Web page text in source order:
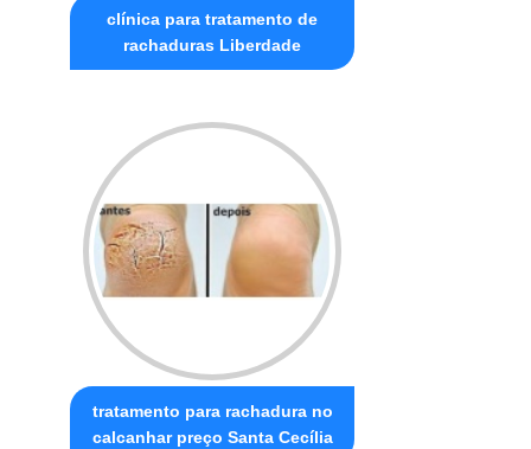
clínica para tratamento de
rachaduras Liberdade
tratamento para rachadura no
calcanhar preço Santa Cecília